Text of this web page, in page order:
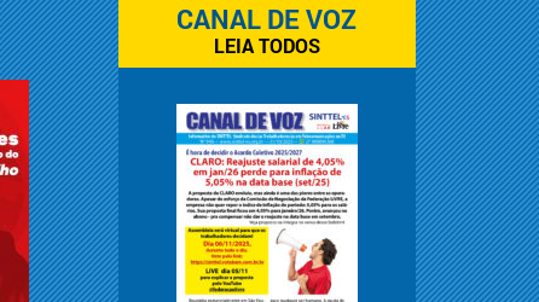
CANAL DE VOZ
LEIA TODOS